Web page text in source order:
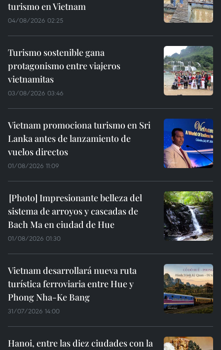
turismo en Vietnam
04/08/2026 02:25
Turismo sostenible gana
protagonismo entre viajeros
vietnamitas
03/08/2026 03:46
Vietnam promociona turismo en Sri
Lanka antes de lanzamiento de
vuelos directos
01/08/2026 11:09
Impresionante belleza del
sistema de arroyos y cascadas de
Bach Ma en ciudad de Hue
01/08/2026 01:30
Vietnam desarrollará nueva ruta
turística ferroviaria entre Hue y
Phong Nha-Ke Bang
31/07/2026 14:00
Hanoi, entre las diez ciudades con la